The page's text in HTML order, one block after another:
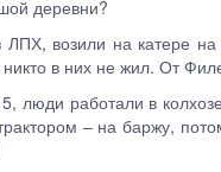
деревни?
возили на катере
в них не жил. От
работали в
– на баржу,